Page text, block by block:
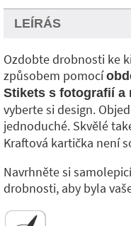
LEÍRÁS
Ozdobte drobnosti ke
způsobem pomocí
Stikets s fotografií a
vyberte si design.
jednoduché. Skvělé
Kraftová kartička není
Navrhněte si
drobnosti, aby byla